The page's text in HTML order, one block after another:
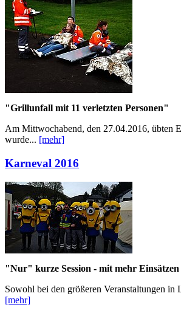
"Grillunfall mit 11 verletzten Personen"
Am Mittwochabend, den 27.04.2016, übten
wurde... [mehr]
Karneval 2016
"Nur" kurze Session - mit mehr
Sowohl bei den größeren Veranstaltungen
[mehr]